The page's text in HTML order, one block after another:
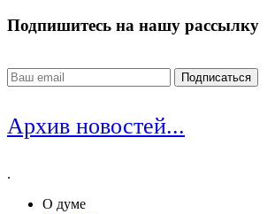
Подпишитесь на нашу рассылку
Архив новостей...
.
О думе